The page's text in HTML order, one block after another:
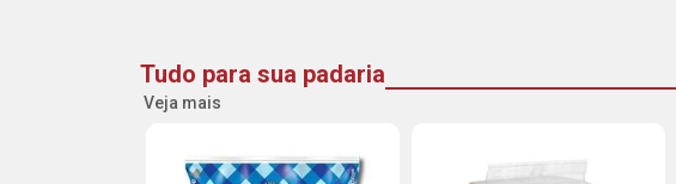
Tudo para sua padaria
Veja mais